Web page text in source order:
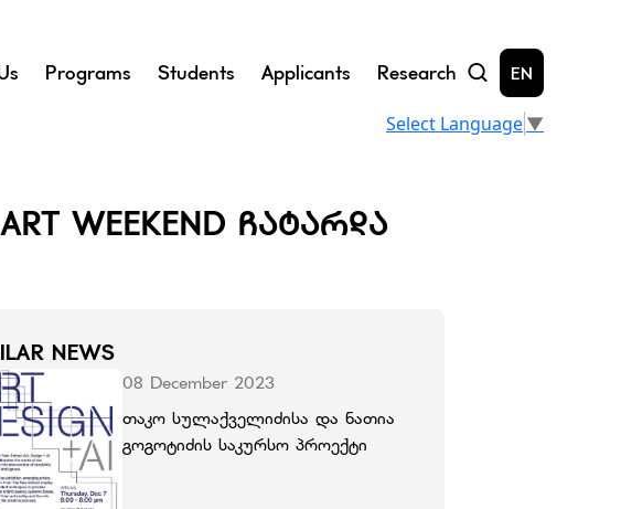
Programs Students Applicants Research EN
Select Language▼
WEEKEND ᲩᲐᲢᲐᲠᲓᲐ
NEWS
08 December 2023
თაკო სულაქველიძისა და ნათია
გოგოტიძის საკურსო პროექტი